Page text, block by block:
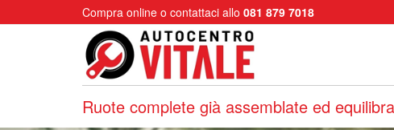
Compra online o contattaci allo 081 879 7018
Ruote complete già assemblate ed